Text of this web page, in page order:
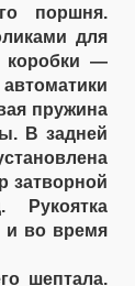
поршня.
для
коробки —
пружина
В задней
затворной
и во время
шептала.